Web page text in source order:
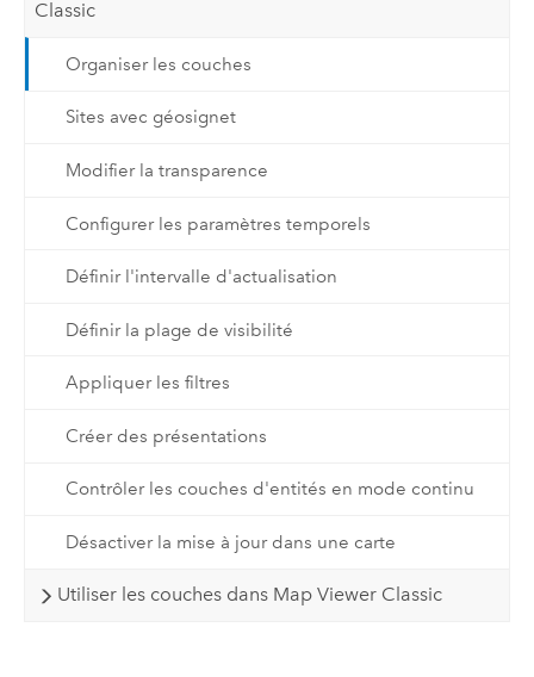
Classic
Organiser les couches
Sites avec géosignet
Modifier la transparence
Configurer les paramètres temporels
Définir l'intervalle d'actualisation
Définir la plage de visibilité
Appliquer les filtres
Créer des présentations
Contrôler les couches d'entités en mode continu
Désactiver la mise à jour dans une carte
Utiliser les couches dans Map Viewer Classic